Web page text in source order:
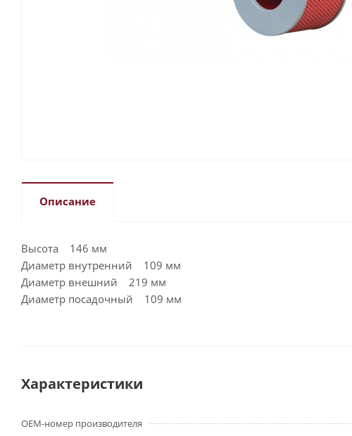
Описание
Высота 146 мм
Диаметр внутренний 109 мм
Диаметр внешний 219 мм
Диаметр посадочный 109 мм
Характеристики
OEM-номер производителя